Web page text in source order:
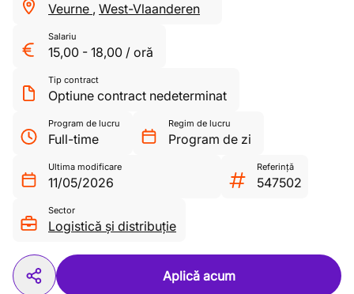
Veurne , West-Vlaanderen
Salariu
15,00 - 18,00 / oră
Tip contract
Optiune contract nedeterminat
Program de lucru
Full-time
Regim de lucru
Program de zi
Ultima modificare
11/05/2026
Referință
547502
Sector
Logistică și distribuție
Aplică acum